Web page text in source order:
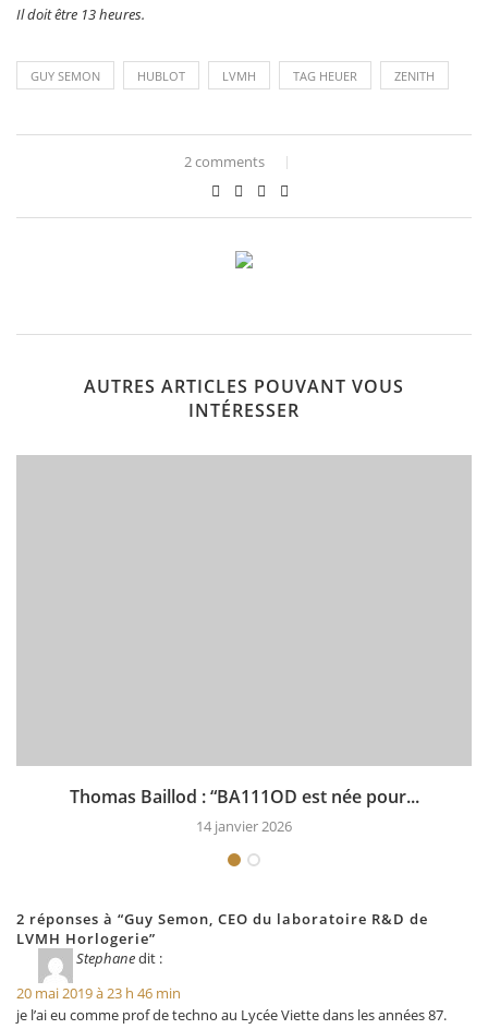
Il doit être 13 heures.
GUY SEMON HUBLOT LVMH TAG HEUER ZENITH
2 comments
AUTRES ARTICLES POUVANT VOUS
INTÉRESSER
Thomas Baillod : “BA111OD est née pour...
14 janvier 2026
2 réponses à “Guy Semon, CEO du laboratoire R&D de
LVMH Horlogerie”
Stephanedit :
20 mai 2019 à 23 h 46 min
je l’ai eu comme prof de techno au Lycée Viette dans les années 87.